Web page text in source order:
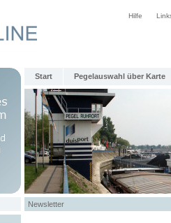
Hilfe
Start Pegelauswahl über Karte
Newsletter